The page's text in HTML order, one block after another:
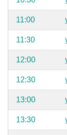
11:00
11:30
12:00
12:30
13:00
13:30